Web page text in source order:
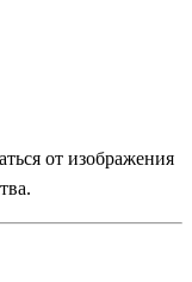
от изображения